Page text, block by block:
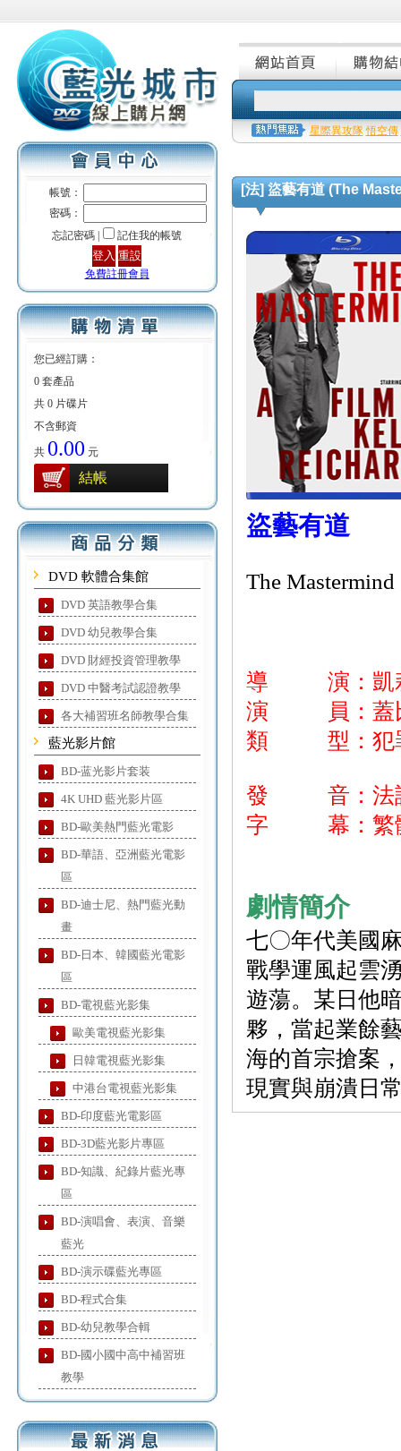
帳號：
密碼：
忘記密碼 |
記住我的帳號
免費註冊會員
您已經訂購：
0 套產品
共 0 片碟片
不含郵資
共 0.00 元
結帳
DVD 軟體合集館
DVD 英語教學合集
DVD 幼兒教學合集
DVD 財經投資管理教學
DVD 中醫考試認證教學
各大補習班名師教學合集
藍光影片館
BD-蓝光影片套装
4K UHD 藍光影片區
BD-歐美熱門藍光電影
BD-華語、亞洲藍光電影
區
BD-迪士尼、熱門藍光動
畫
BD-日本、韓國藍光電影
區
BD-電視藍光影集
歐美電視藍光影集
日韓電視藍光影集
中港台電視藍光影集
BD-印度藍光電影區
BD-3D藍光影片專區
BD-知識、紀錄片藍光專
區
BD-演唱會、表演、音樂
藍光
BD-演示碟藍光專區
BD-程式合集
BD-幼兒教學合輯
BD-國小國中高中補習班
教學
星際異攻隊 悟空傳
[法] 盜藝有道 (The
盜藝有道
The Mastermind
導 演：凱
演 員：蓋比
類 型：犯
發 音：法
字 幕：繁體
劇情簡介
七〇年代美國
戰學運風起雲
遊蕩。某日他
夥，當起業餘
海的首宗搶案
現實與崩潰日